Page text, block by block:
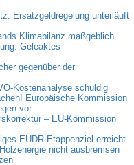
Ersatzgeldregelung unterläuft
Klimabilanz maßgeblich
Geleaktes
gegenüber der
Kostenanalyse schuldig
Europäische Kommission
vor
– EU-Kommission
EUDR-Etappenziel erreicht
nicht ausbremsen